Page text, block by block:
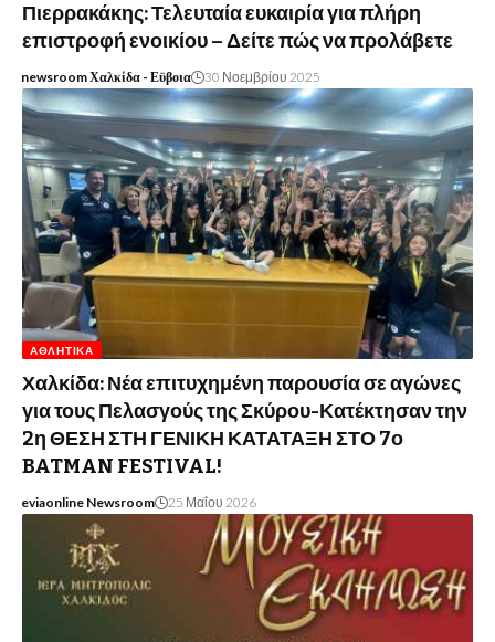
Πιερρακάκης: Τελευταία ευκαιρία για πλήρη
επιστροφή ενοικίου – Δείτε πώς να προλάβετε
newsroom Χαλκίδα - Εϋβοια 30 Νοεμβρίου 2025
ΑΘΛΗΤΙΚΆ
Χαλκίδα: Νέα επιτυχημένη παρουσία σε αγώνες
για τους Πελασγούς της Σκύρου-Κατέκτησαν την
2η ΘΕΣΗ ΣΤΗ ΓΕΝΙΚΗ ΚΑΤΑΤΑΞΗ ΣΤΟ 7ο
BATMAN FESTIVAL!
eviaonline Newsroom 25 Μαΐου 2026